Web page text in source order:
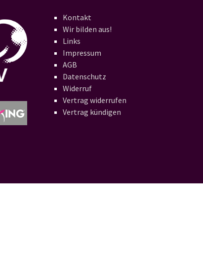
Kontakt
Wir bilden aus!
Links
Impressum
AGB
Datenschutz
Widerruf
Vertrag widerrufen
Vertrag kündigen